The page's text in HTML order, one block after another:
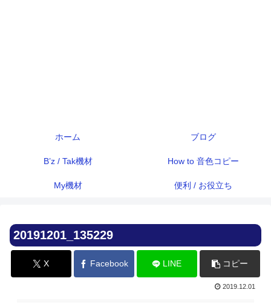
ホーム ブログ
B’z / Tak機材 How to 音色コピー
My機材 便利 / お役立ち
20191201_135229
X Facebook LINE コピー
2019.12.01